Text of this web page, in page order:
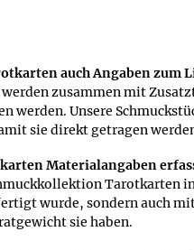
auch Angaben zum
zusammen mit
Unsere
sie direkt getragen
Materialangaben
Tarotkarten
wurde, sondern auch
sie haben.